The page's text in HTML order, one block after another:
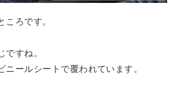
ころです。
すね。
ールシートで覆われています。